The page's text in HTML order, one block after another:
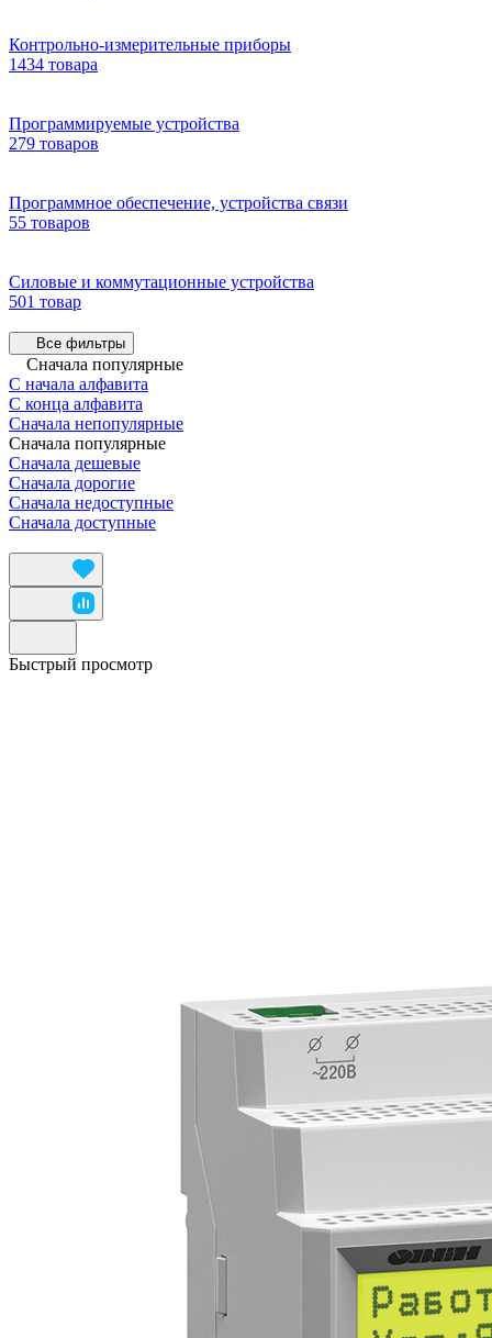
Контрольно-измерительные приборы
1434 товара
Программируемые устройства
279 товаров
Программное обеспечение, устройства связи
55 товаров
Силовые и коммутационные устройства
501 товар
Все фильтры
Сначала популярные
С начала алфавита
С конца алфавита
Сначала непопулярные
Сначала популярные
Сначала дешевые
Сначала дорогие
Сначала недоступные
Сначала доступные
Быстрый просмотр